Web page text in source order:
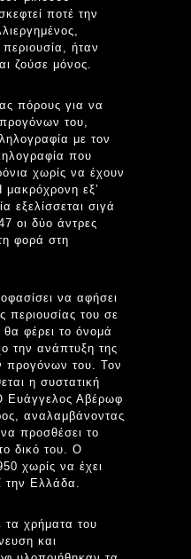
ποτέ την
ήταν
ζούσε μόνος.
πόρους για να
του,
με τον
που
χωρίς να έχουν
εξ’
εξελίσσεται σιγά
οι δύο άντρες
φορά στη
να αφήσει
περιουσίας του σε
φέρει το όνομά
την ανάπτυξη της
προγόνων του. Τον
η συστατική
Ευάγγελος Αβέρωφ
αναλαμβάνοντας
προσθέσει το
δικό του. Ο
χωρίς να έχει
την Ελλάδα.
τα χρήματα του
και